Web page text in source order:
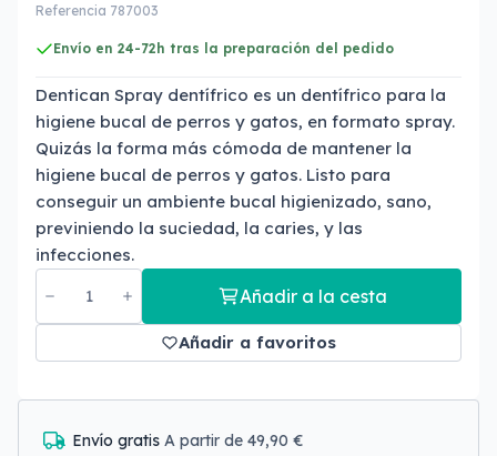
Referencia 787003
Envío en 24-72h tras la preparación del pedido
Dentican Spray dentífrico es un dentífrico para la
higiene bucal de perros y gatos, en formato spray.
Quizás la forma más cómoda de mantener la
higiene bucal de perros y gatos. Listo para
conseguir un ambiente bucal higienizado, sano,
previniendo la suciedad, la caries, y las
infecciones.
Añadir a la cesta
Añadir a favoritos
Envío gratis A partir de 49,90 €